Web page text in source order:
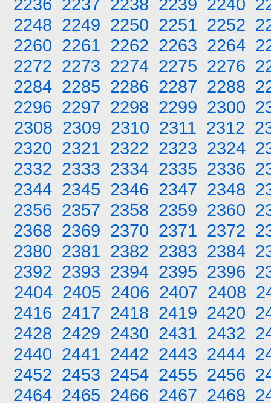
2236 2237 2238 2239 2240
2248 2249 2250 2251 2252
2260 2261 2262 2263 2264
2272 2273 2274 2275 2276
2284 2285 2286 2287 2288
2296 2297 2298 2299 2300
2308 2309 2310 2311 2312
2320 2321 2322 2323 2324
2332 2333 2334 2335 2336
2344 2345 2346 2347 2348
2356 2357 2358 2359 2360
2368 2369 2370 2371 2372
2380 2381 2382 2383 2384
2392 2393 2394 2395 2396
2404 2405 2406 2407 2408
2416 2417 2418 2419 2420
2428 2429 2430 2431 2432
2440 2441 2442 2443 2444
2452 2453 2454 2455 2456
2464 2465 2466 2467 2468